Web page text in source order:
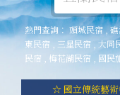
熱門查詢：頭城民宿,
東民宿
三星民宿 大同
民宿
梅花湖民宿 國民
☆ 國立傳統藝